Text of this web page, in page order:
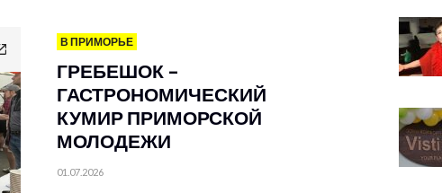
В ПРИМОРЬЕ
ГРЕБЕШОК –
ГАСТРОНОМИЧЕСКИЙ
КУМИР ПРИМОРСКОЙ
МОЛОДЕЖИ
01.07.2026